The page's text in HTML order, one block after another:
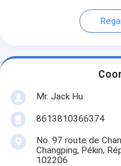
Mr. Jack Hu
8613810366374
No. 97 route de
Changping, Pékin,
102206